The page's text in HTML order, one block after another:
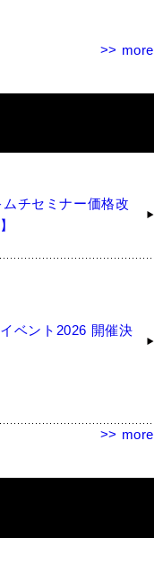
>> more
ムチセミナー価格改
ベント2026 開催決
>> more